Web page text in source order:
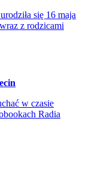
się 16 maja
z rodzicami
w czasie
Radia